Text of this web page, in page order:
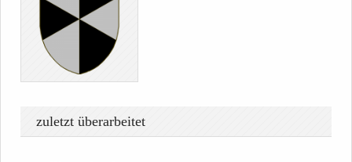
zuletzt überarbeitet